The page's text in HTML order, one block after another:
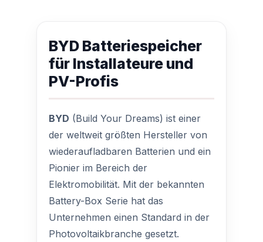
BYD Batteriespeicher
für Installateure und
PV-Profis
BYD (Build Your Dreams) ist einer
der weltweit größten Hersteller von
wiederaufladbaren Batterien und ein
Pionier im Bereich der
Elektromobilität. Mit der bekannten
Battery-Box Serie hat das
Unternehmen einen Standard in der
Photovoltaikbranche gesetzt.